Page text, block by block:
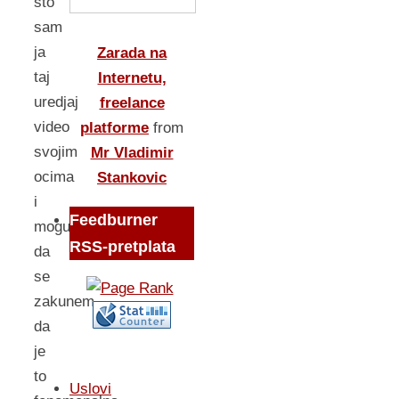
sam
ja
taj
uredjaj
video
svojim
ocima
i
mogu
da
se
zakunem
da
je
to
Zarada na
Internetu,
freelance
platforme from
Mr Vladimir
Stankovic
Feedburner
RSS-pretplata
Uslovi